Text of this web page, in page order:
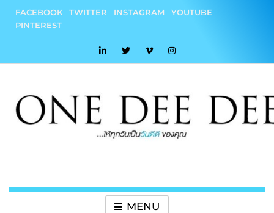
content
FACEBOOK TWITTER INSTAGRAM
YOUTUBE
PINTEREST
MENU